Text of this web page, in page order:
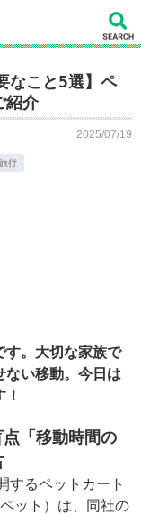
なこと5選】ペ
紹介
2025/07/19
旅行
す。大切な家族で
ない移動。今日は
「移動時間の
するペットカート
ット）は、同社の